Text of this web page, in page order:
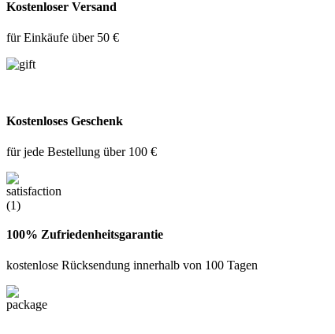
Kostenloser Versand
für Einkäufe über 50 €
Kostenloses Geschenk
für jede Bestellung über 100 €
100% Zufriedenheitsgarantie
kostenlose Rücksendung innerhalb von 100 Tagen